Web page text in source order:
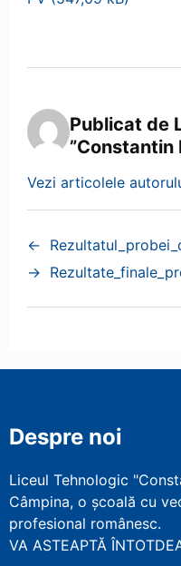
Publicat de
”Constantin
Vezi articolele
←
→
Despre noi
Liceul Tehnologic
Câmpina, o școală cu
profesional românesc.
VA ASTEAPTĂ